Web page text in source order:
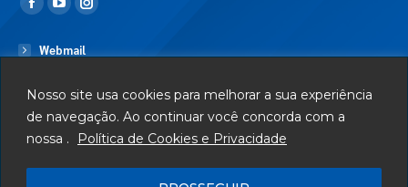
Nosso site usa cookies para melhorar a sua experiência
de navegação. Ao continuar você concorda com a
nossa .
Política de Cookies e Privacidade
Encontre-nos em:
Webmail
Serviços
Telefones Úteis